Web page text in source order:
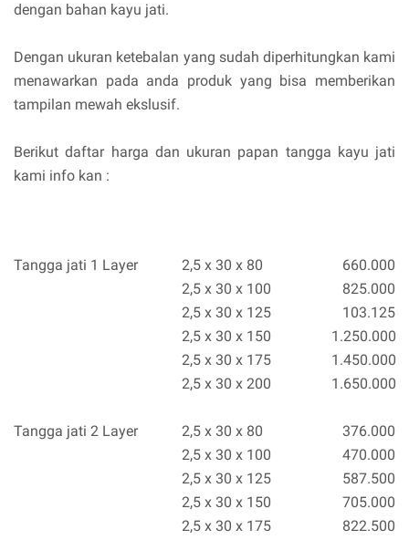
dengan bahan kayu jati.
Dengan ukuran ketebalan yang sudah diperhitungkan kami
menawarkan pada anda produk yang bisa memberikan
tampilan mewah ekslusif.
Berikut daftar harga dan ukuran papan tangga kayu jati
kami info kan :
Tangga jati 1 Layer 2,5 x 30 x 80
660.000
2,5 x 30 x 100
825.000
2,5 x 30 x 125
103.125
2,5 x 30 x 150
1.250.000
2,5 x 30 x 175
1.450.000
2,5 x 30 x 200
1.650.000
Tangga jati 2 Layer 2,5 x 30 x 80
376.000
2,5 x 30 x 100
470.000
2,5 x 30 x 125
587.500
2,5 x 30 x 150
705.000
2,5 x 30 x 175
822.500